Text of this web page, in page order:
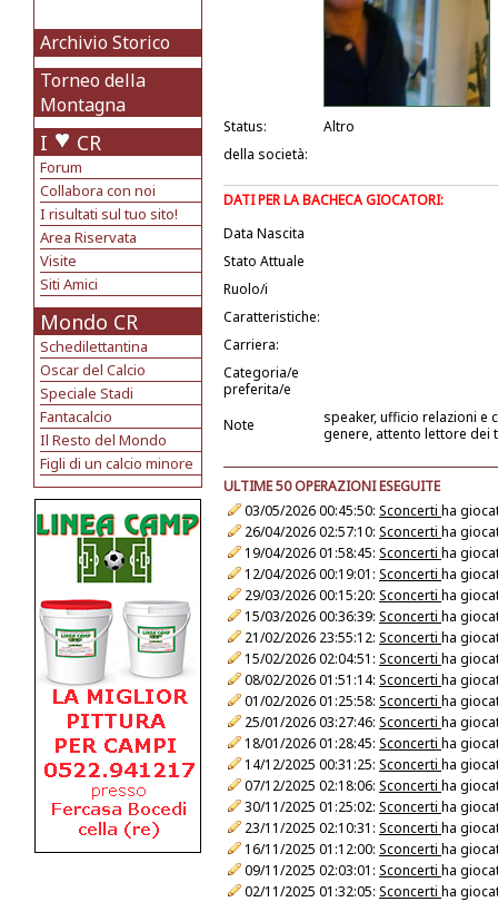
Archivio Storico
Torneo della
Montagna
I CR
Forum
Collabora con noi
I risultati sul tuo sito!
Area Riservata
Visite
Siti Amici
Mondo CR
Schedilettantina
Oscar del Calcio
Speciale Stadi
Fantacalcio
Il Resto del Mondo
Figli di un calcio minore
Status:
Altro
della società:
DATI PER LA BACHECA GIOCATORI:
Data Nascita
Stato Attuale
Ruolo/i
Caratteristiche:
Carriera:
Categoria/e
preferita/e
Note
speaker, ufficio relazioni e
genere, attento lettore
ULTIME 50 OPERAZIONI ESEGUITE
03/05/2026 00:45:50: Sconcerti ha
26/04/2026 02:57:10: Sconcerti ha
19/04/2026 01:58:45: Sconcerti ha
12/04/2026 00:19:01: Sconcerti ha
29/03/2026 00:15:20: Sconcerti ha
15/03/2026 00:36:39: Sconcerti ha
21/02/2026 23:55:12: Sconcerti ha
15/02/2026 02:04:51: Sconcerti ha
08/02/2026 01:51:14: Sconcerti ha
01/02/2026 01:25:58: Sconcerti ha
25/01/2026 03:27:46: Sconcerti ha
18/01/2026 01:28:45: Sconcerti ha
14/12/2025 00:31:25: Sconcerti ha
07/12/2025 02:18:06: Sconcerti ha
30/11/2025 01:25:02: Sconcerti ha
23/11/2025 02:10:31: Sconcerti ha
16/11/2025 01:12:00: Sconcerti ha
09/11/2025 02:03:01: Sconcerti ha
02/11/2025 01:32:05: Sconcerti ha